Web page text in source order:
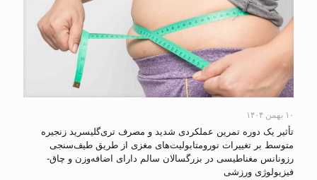
۱۰ بهمن ۱۴۰۴
تأثیر یک دوره تمرین عملکردی شدید و مصرف تری‌گلیسرید زنجیره
متوسط بر تغییرات نورومتابولیت‌های مغزی از طریق طیف‌سنجی
رزونانس مغناطیسی در بزرگسالان سالم دارای اضافه‌وزن و چاق-
فیزیولوژی ورزشی